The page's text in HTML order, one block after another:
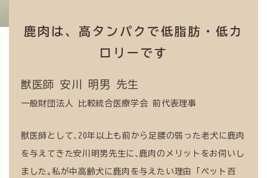
鹿肉は、高タンパクで低脂肪・低カ
ロリーです
獣医師 安川 明男 先生
一般財団法人 比較統合医療学会 前代表理事
獣医師として､20年以上も前から足腰の弱った老犬に鹿肉
を与えてきた安川明男先生に､鹿肉のメリットをお伺いし
ました｡私が中高齢犬に鹿肉を与えたい理由「ペット百